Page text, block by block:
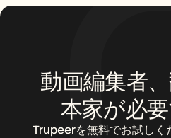
動画編集者
本家が必
Trupeerを無料でお試しく